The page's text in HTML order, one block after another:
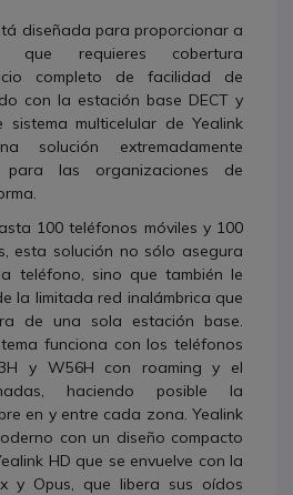
diseñada para proporcionar a
que requieres cobertura
completo de facilidad de
con la estación base DECT y
sistema multicelular de Yealink
solución extremadamente
las organizaciones de
100 teléfonos móviles y 100
esta solución no sólo asegura
teléfono, sino que también le
la limitada red inalámbrica que
de una sola estación base.
funciona con los teléfonos
y W56H con roaming y el
haciendo posible la
en y entre cada zona. Yealink
con un diseño compacto
HD que se envuelve con la
y Opus, que libera sus oídos